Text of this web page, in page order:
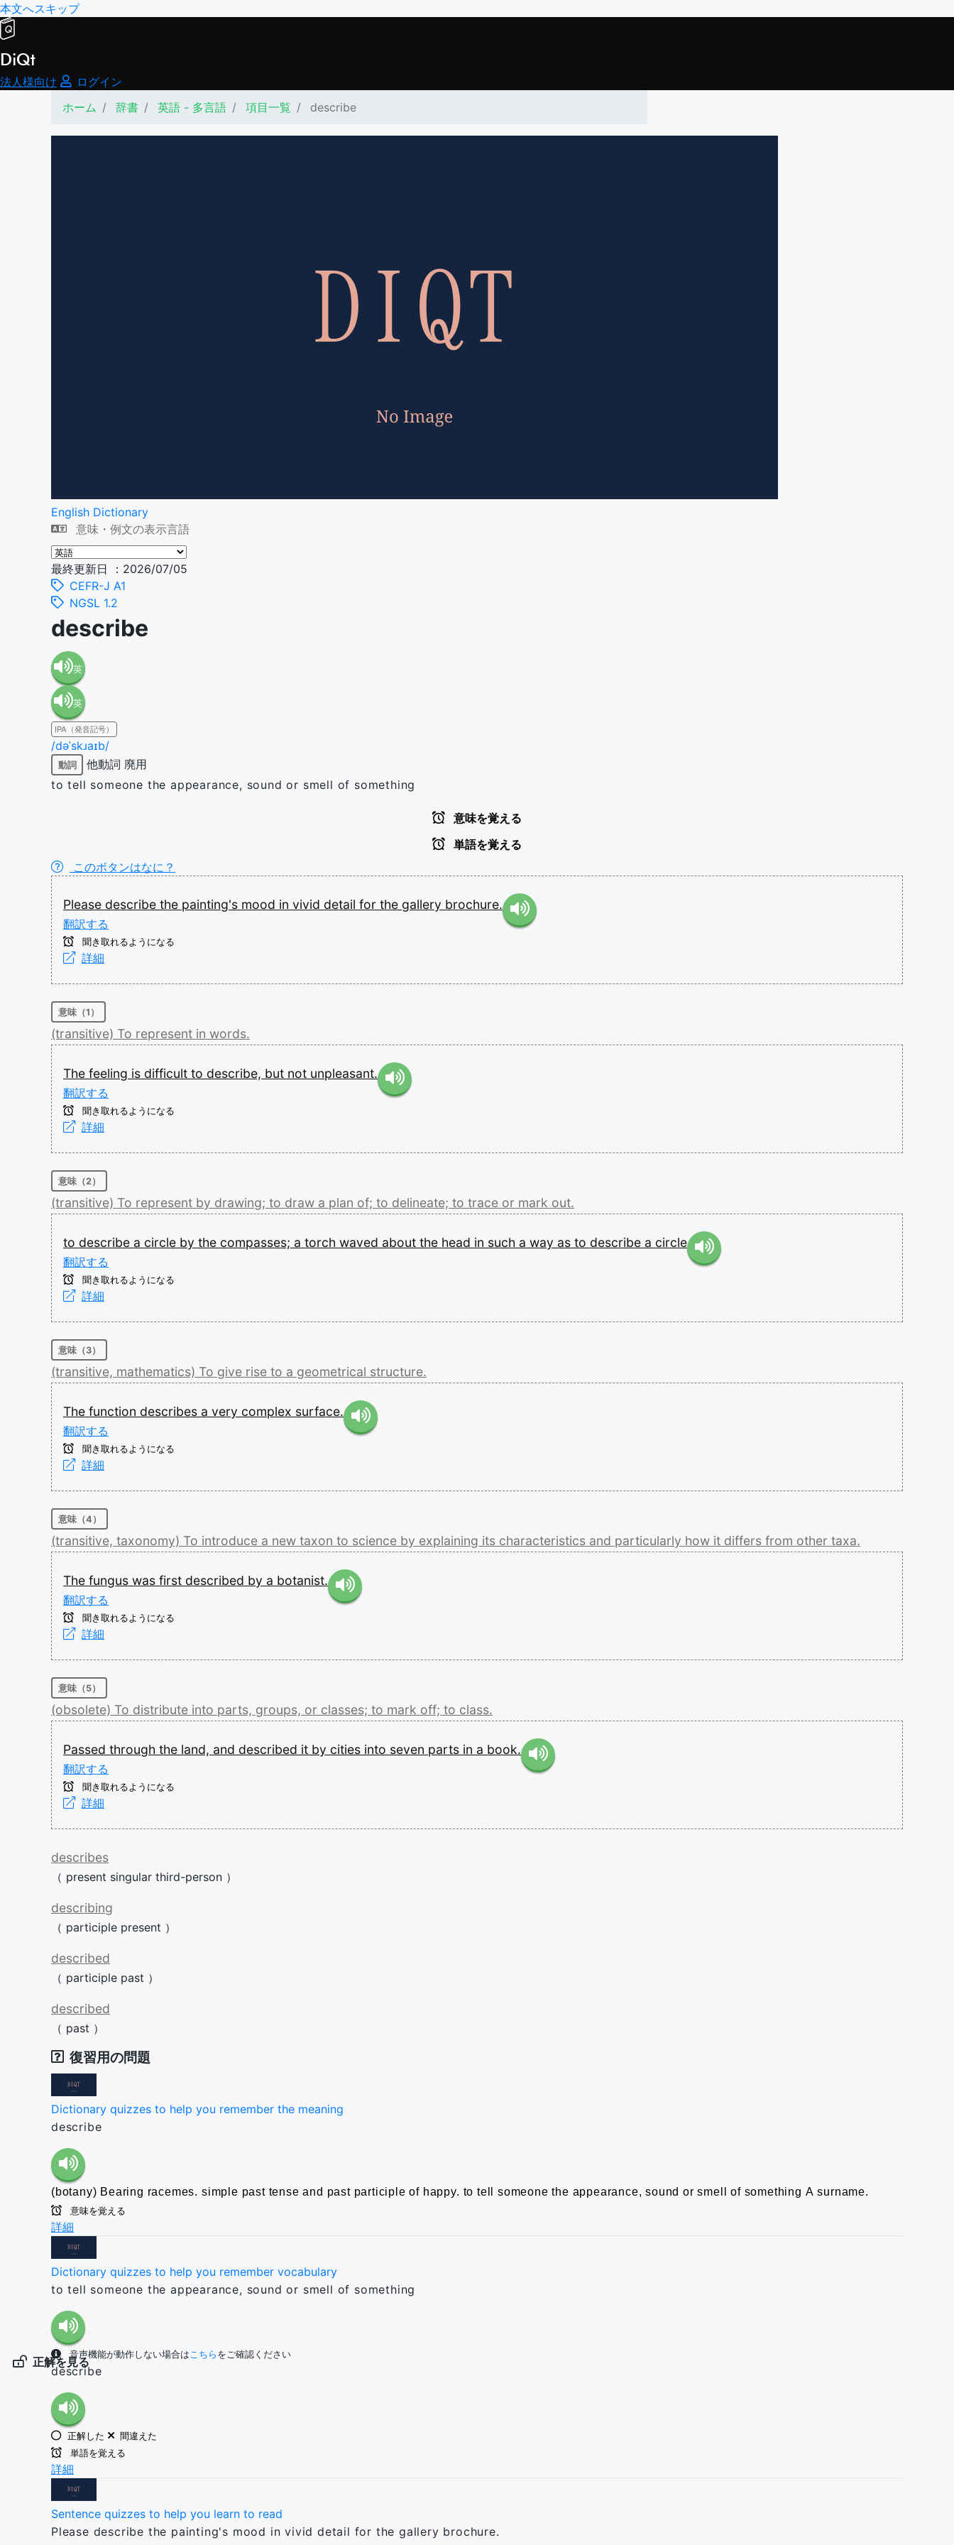
本文へスキップ
DiQt
法人様向け
ログイン
ホーム
辞書 英語 - 多言語 項目一覧 describe
English Dictionary
意味・例文の表示言語
最終更新日 ：2026/07/05
CEFR-J A1
NGSL 1.2
describe
英
語（米
国）
(en-US)
英
語（イ
ギリ
IPA（発音記号）
/dəˈskɹaɪb/
動詞 他動詞 廃用
to tell someone the appearance, sound or smell of something
意味を覚える
単語を覚える
このボタンはなに？
Please describe the painting's mood in vivid detail for the gallery brochure.
翻訳する
聞き取れるようになる
詳細
意味（1）
(transitive) To represent in words.
The feeling is difficult to describe, but not unpleasant.
翻訳する
聞き取れるようになる
詳細
意味（2）
(transitive) To represent by drawing; to draw a plan of; to delineate; to trace or mark out.
to describe a circle by the compasses; a torch waved about the head in such a way as to describe a circle
翻訳する
聞き取れるようになる
詳細
意味（3）
(transitive, mathematics) To give rise to a geometrical structure.
The function describes a very complex surface.
翻訳する
聞き取れるようになる
詳細
意味（4）
(transitive, taxonomy) To introduce a new taxon to science by explaining its characteristics and particularly how it differs from other taxa.
The fungus was first described by a botanist.
翻訳する
聞き取れるようになる
詳細
意味（5）
(obsolete) To distribute into parts, groups, or classes; to mark off; to class.
Passed through the land, and described it by cities into seven parts in a book.
翻訳する
聞き取れるようになる
詳細
describes
（ present singular third-person ）
describing
（ participle present ）
described
（ participle past ）
described
（ past ）
復習用の問題
Dictionary quizzes to help you remember the meaning
describe
(botany) Bearing racemes. simple past tense and past participle of happy. to tell someone the appearance, sound or smell of something A surname.
意味を覚える
詳細
Dictionary quizzes to help you remember vocabulary
to tell someone the appearance, sound or smell of something
音声機能が動作しない場合はこちら をご確認ください
正解を見る
describe
正解した
間違えた
単語を覚える
詳細
Sentence quizzes to help you learn to read
Please describe the painting's mood in vivid detail for the gallery brochure.